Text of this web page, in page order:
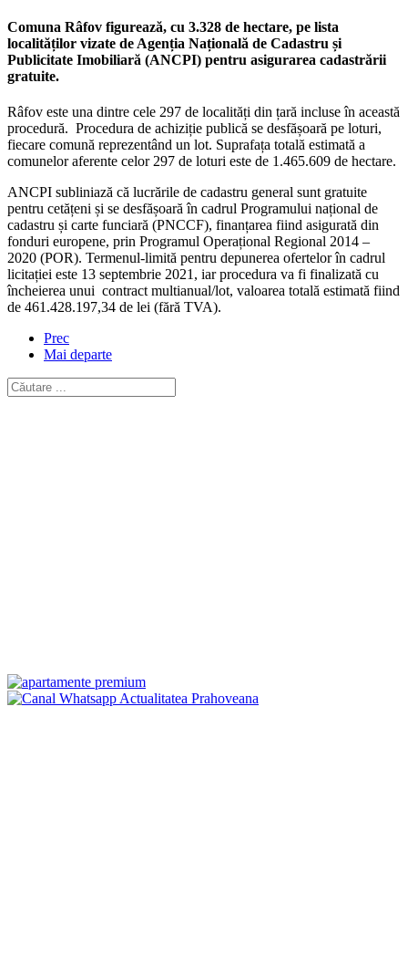
Comuna Râfov figurează, cu 3.328 de hectare, pe lista
localităților vizate de Agenția Națională de Cadastru și
Publicitate Imobiliară (ANCPI) pentru asigurarea cadastrării
gratuite.
Râfov este una dintre cele 297 de localități din țară incluse în această
procedură. Procedura de achiziție publică se desfășoară pe loturi,
fiecare comună reprezentând un lot. Suprafața totală estimată a
comunelor aferente celor 297 de loturi este de 1.465.609 de hectare.
ANCPI subliniază că lucrările de cadastru general sunt gratuite
pentru cetățeni și se desfășoară în cadrul Programului național de
cadastru și carte funciară (PNCCF), finanțarea fiind asigurată din
fonduri europene, prin Programul Operațional Regional 2014 –
2020 (POR). Termenul-limită pentru depunerea ofertelor în cadrul
licitației este 13 septembrie 2021, iar procedura va fi finalizată cu
încheierea unui contract multianual/lot, valoarea totală estimată fiind
de 461.428.197,34 de lei (fără TVA).
Prec
Mai departe